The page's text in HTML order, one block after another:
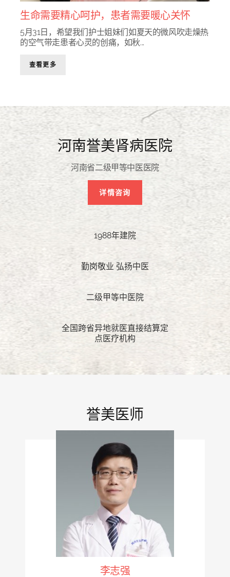
生命需要精心呵护，患者需要暖心关怀
5月31日，希望我们护士姐妹们如夏天的微风吹走燥热
的空气带走患者心灵的创痛，如秋...
查看更多
河南誉美肾病医院
河南省二级甲等中医医院
详情咨询
1988年建院
勤岗敬业 弘扬中医
二级甲等中医院
全国跨省异地就医直接结算定
点医疗机构
誉美医师
李志强